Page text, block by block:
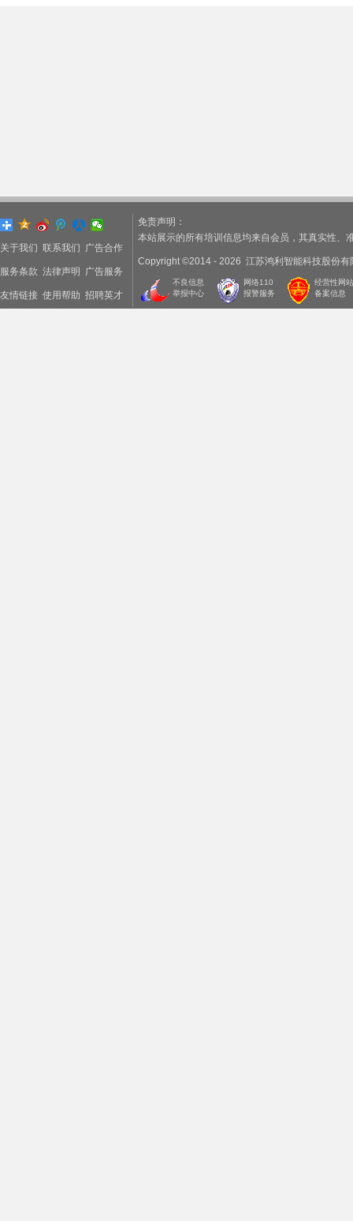
关于我们 联系我们 广告合作
服务条款 法律声明 广告服务
友情链接 使用帮助 招聘英才
免责声明：
本站展示的所有培训信息均来自会员，其真实性、
Copyright ©2014 - 2026 江苏鸿利智能科技股份
不良信息
举报中心
网络110
报警服务
经营性网站
备案信息